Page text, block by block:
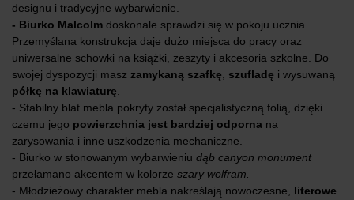
designu i tradycyjne wybarwienie.
- Biurko Malcolm doskonale sprawdzi się w pokoju ucznia.
Przemyślana konstrukcja daje dużo miejsca do pracy oraz
uniwersalne schowki na książki, zeszyty i akcesoria szkolne. Do
swojej dyspozycji masz zamykaną szafkę szufladę i wysuwaną
półkę na klawiaturę
- Stabilny blat mebla pokryty został specjalistyczną folią, dzięki
czemu jego powierzchnia jest bardziej odporna na
zarysowania i inne uszkodzenia mechaniczne.
- Biurko w stonowanym wybarwieniu dąb canyon monument
przełamano akcentem w kolorze szary wolfram.
- Młodzieżowy charakter mebla nakreślają nowoczesne, literowe